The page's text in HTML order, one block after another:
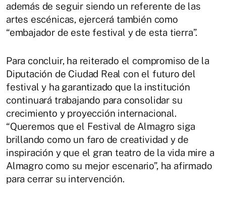
además de seguir siendo un referente de las
artes escénicas, ejercerá también como
“embajador de este festival y de esta tierra”.
Para concluir, ha reiterado el compromiso de la
Diputación de Ciudad Real con el futuro del
festival y ha garantizado que la institución
continuará trabajando para consolidar su
crecimiento y proyección internacional.
“Queremos que el Festival de Almagro siga
brillando como un faro de creatividad y de
inspiración y que el gran teatro de la vida mire a
Almagro como su mejor escenario”, ha afirmado
para cerrar su intervención.